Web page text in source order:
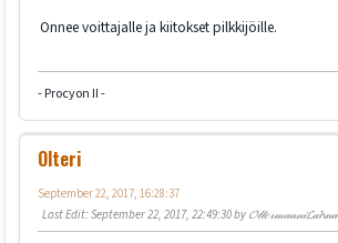
Onnee voittajalle ja kiitokset pilkkijöille.
- Procyon II -
Olteri
September 22, 2017, 16:28:37
Last Edit: September 22, 2017, 22:49:30 by 𝓞𝓁𝓉𝑒𝓇𝓂𝒶𝓃𝓃𝒾𝓛𝒶𝓱𝓃𝒶